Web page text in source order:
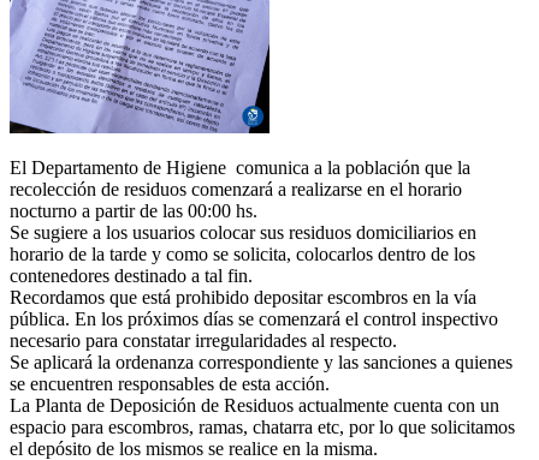
El Departamento de Higiene comunica a la población que la
recolección de residuos comenzará a realizarse en el horario
nocturno a partir de las 00:00 hs.
Se sugiere a los usuarios colocar sus residuos domiciliarios en
horario de la tarde y como se solicita, colocarlos dentro de los
contenedores destinado a tal fin.
Recordamos que está prohibido depositar escombros en la vía
pública. En los próximos días se comenzará el control inspectivo
necesario para constatar irregularidades al respecto.
Se aplicará la ordenanza correspondiente y las sanciones a quienes
se encuentren responsables de esta acción.
La Planta de Deposición de Residuos actualmente cuenta con un
espacio para escombros, ramas, chatarra etc, por lo que solicitamos
el depósito de los mismos se realice en la misma.